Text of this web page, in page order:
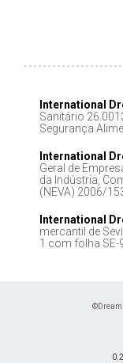
International
Sanitário
Segurança
International
Geral de
da Indústria,
(NEVA) 2006/
International
mercantil de
1 com folha SE-